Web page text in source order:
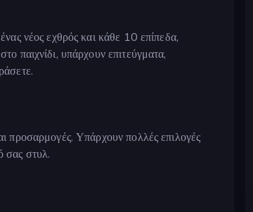
νέος εχθρός και κάθε 10 επίπεδα,
παιχνίδι, υπάρχουν επιτεύγματα,
προσαρμογές. Υπάρχουν πολλές επιλογές
σας στυλ.